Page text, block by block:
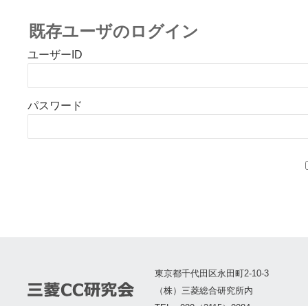
既存ユーザのログイン
ユーザーID
パスワード
東京都千代田区永田町2-10-3
（株）三菱総合研究所内